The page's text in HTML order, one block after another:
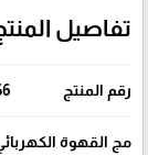
تفاصيل
رقم المنتج
مج القهوة